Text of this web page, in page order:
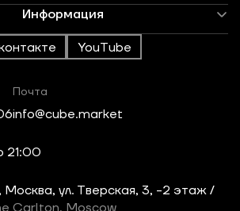
Информация
YouTube
Почта
info@cube.market
21:00
Москва, ул. Тверская, 3, -2 этаж /